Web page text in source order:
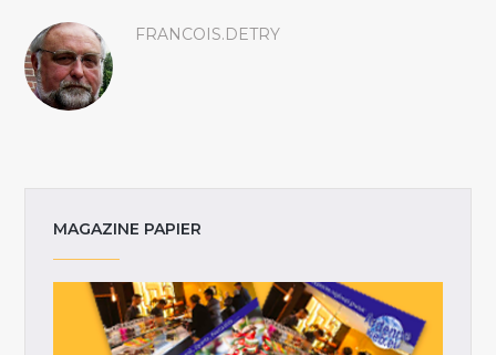
FRANCOIS.DETRY
MAGAZINE PAPIER